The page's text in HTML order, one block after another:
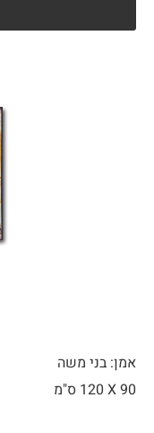
אמן: בני משה
90 X